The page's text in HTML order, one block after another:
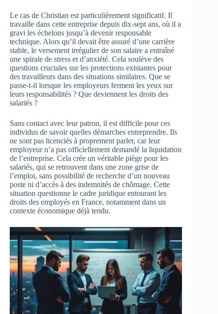
Le cas de Christian est particulièrement significatif. Il
travaille dans cette entreprise depuis dix-sept ans, où il a
gravi les échelons jusqu’à devenir responsable
technique. Alors qu’il devait être assuré d’une carrière
stable, le versement irrégulier de son salaire a entraîné
une spirale de stress et d’anxiété. Cela soulève des
questions cruciales sur les protections existantes pour
des travailleurs dans des situations similaires. Que se
passe-t-il lorsque les employeurs ferment les yeux sur
leurs responsabilités ? Que deviennent les droits des
salariés ?
Sans contact avec leur patron, il est difficile pour ces
individus de savoir quelles démarches entreprendre. Ils
ne sont pas licenciés à proprement parler, car leur
employeur n’a pas officiellement demandé la liquidation
de l’entreprise. Cela crée un véritable piège pour les
salariés, qui se retrouvent dans une zone grise de
l’emploi, sans possibilité de recherche d’un nouveau
poste ni d’accès à des indemnités de chômage. Cette
situation questionne le cadre juridique entourant les
droits des employés en France, notamment dans un
contexte économique déjà tendu.